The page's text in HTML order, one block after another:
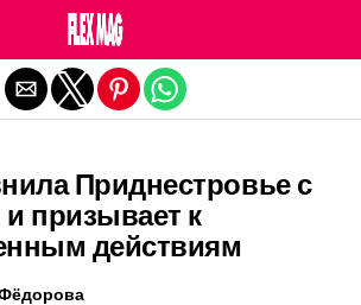
Приднестровье с
призывает к
действиям
Exit mobile version